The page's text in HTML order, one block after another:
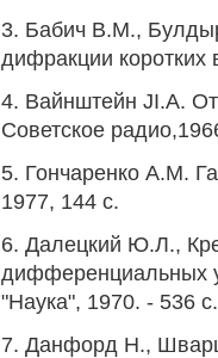
3. Бабич В.М.,
дифракции
4. Вайнштейн JI.A.
Советское
5. Гончаренко A.M.
1977, 144 с.
6. Далецкий Ю.Л.,
дифференциальных
"Наука", 1970. - 536 с.
7. Данфорд Н.,